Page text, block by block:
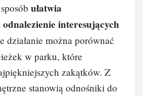
ułatwia
interesujących
działanie można porównać
w parku, które
zakątków. Z
stanowią odnośniki do